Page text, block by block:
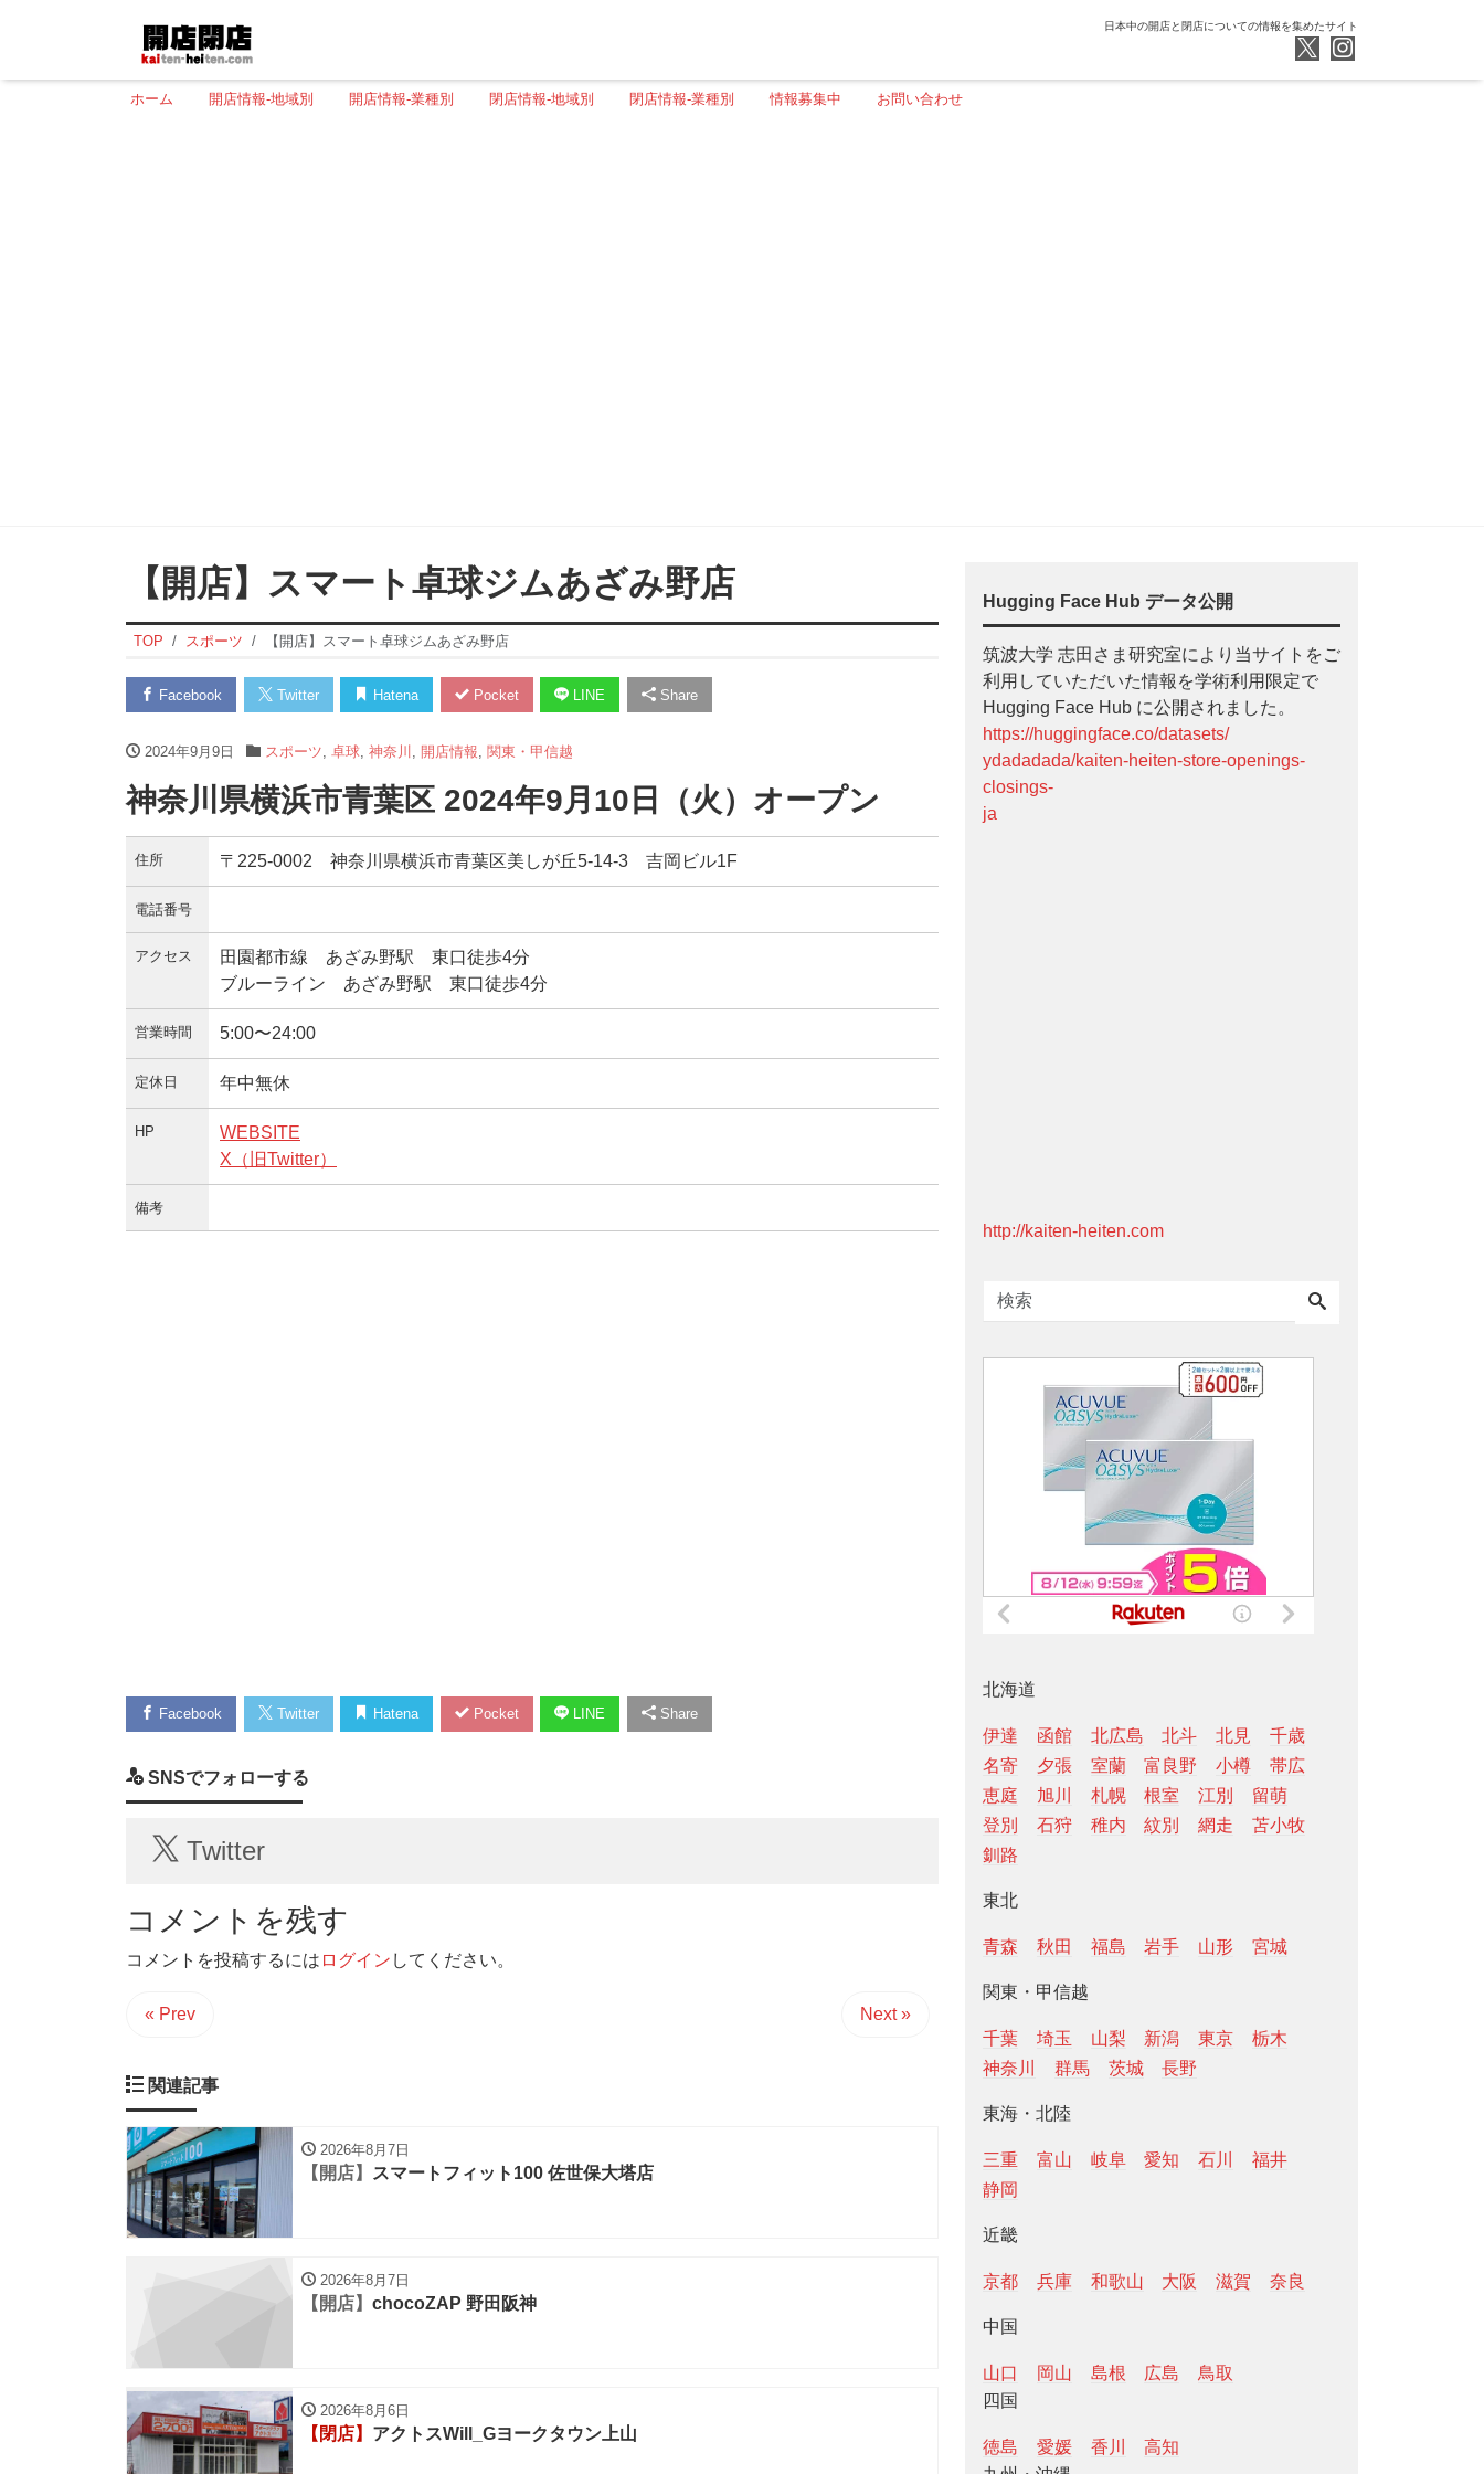
日本中の開店と閉店についての情報を集めたサイト
ホーム 開店情報-地域別 開店情報-業種別 閉店情報-地域別 閉店情報-業種別 情報募集中 お問い合わせ
【開店】スマート卓球ジムあざみ野店
TOP スポーツ 【開店】スマート卓球ジムあざみ野店
Facebook Twitter Hatena Pocket LINE Share
2024年9月9日 スポーツ 卓球, 神奈川 開店情報 関東・甲信越
神奈川県横浜市青葉区 2024年9月10日（火）オープン
住所 〒225-0002 神奈川県横浜市青葉区美しが丘5-14-3 吉岡ビル1F
電話番号
アクセス
田園都市線 あざみ野駅 東口徒歩4分
ブルーライン あざみ野駅 東口徒歩4分
営業時間 5:00〜24:00
定休日 年中無休
HP
WEBSITE
X（旧Twitter）
備考
Facebook Twitter Hatena Pocket LINE Share
SNSでフォローする
Twitter
コメントを残す
コメントを投稿するには ログイン してください。
« Prev Next »
関連記事
2026年8月7日
【開店】 スマートフィット100 佐世保大塔店
2026年8月7日
【開店】 chocoZAP 野田阪神
2026年8月6日
【閉店】 アクトスWill_Gヨークタウン上山
Hugging Face Hub データ公開
筑波大学 志田さま研究室により当サイトをご
利用していただいた情報を学術利用限定で
Hugging Face Hub に公開されました。
https://huggingface.co/datasets/
ydadadada/kaiten-heiten-store-openings-
closings-
ja
http://kaiten-heiten.com
北海道
伊達 函館 北広島 北斗 北見
千歳
名寄
夕張 室蘭 富良野 小樽
帯広
恵庭
旭川 札幌 根室 江別
留萌
登別
石狩 稚内 紋別 網走
苫小牧
釧路
東北
青森 秋田 福島 岩手 山形 宮城
関東・甲信越
千葉 埼玉 山梨 新潟 東京
栃木
神奈川
群馬 茨城 長野
東海・北陸
三重 富山 岐阜 愛知 石川
福井
静岡
近畿
京都 兵庫 和歌山 大阪 滋賀 奈良
中国
山口 岡山 島根 広島
鳥取
四国
徳島 愛媛 香川
高知